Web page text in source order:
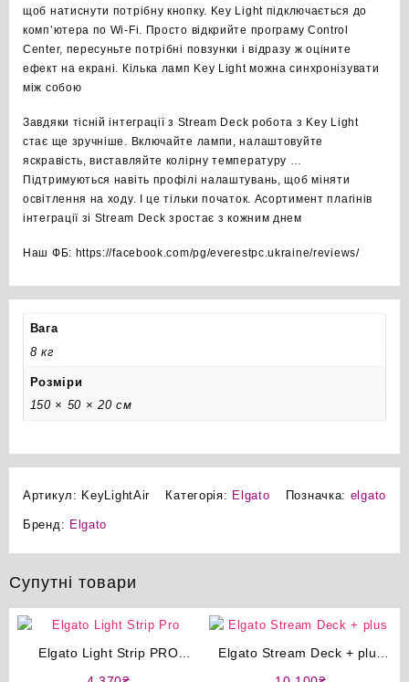
щоб натиснути потрібну кнопку. Key Light підключається до
комп’ютера по Wi-Fi. Просто відкрийте програму Control
Center, пересуньте потрібні повзунки і відразу ж оціните
ефект на екрані. Кілька ламп Key Light можна синхронізувати
між собою
Завдяки тісній інтеграції з Stream Deck робота з Key Light
стає ще зручніше. Включайте лампи, налаштовуйте
яскравість, виставляйте колірну температуру …
Підтримуються навіть профілі налаштувань, щоб міняти
освітлення на ходу. І це тільки початок. Асортимент плагінів
інтеграції зі Stream Deck зростає з кожним днем
Наш ФБ: https://facebook.com/pg/everestpc.ukraine/reviews/
Вага
8 кг
Розміри
150 × 50 × 20 см
Артикул: KeyLightAir Категорія: Elgato Позначка: elgato
Бренд: Elgato
Супутні товари
Elgato Light Strip PRO
Elgato Stream Deck + plus